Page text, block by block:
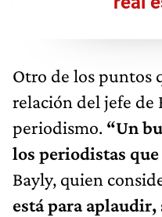
Otro de los puntos
relación del jefe de
periodismo. “Un
los periodistas
Bayly, quien
está para